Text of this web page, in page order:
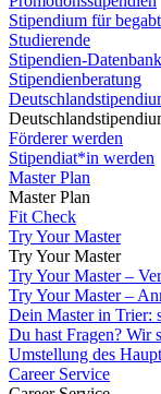
Stipendium für
Studierende
Stipendien-
Stipendienberatung
Förderer werden
Stipendiat*in werden
Master Plan
Master Plan
Fit Check
Try Your Master
Try Your Master
Try Your Master –
Try Your Master –
Dein Master in Trier:
Du hast Fragen? Wir
Umstellung des
Career Service